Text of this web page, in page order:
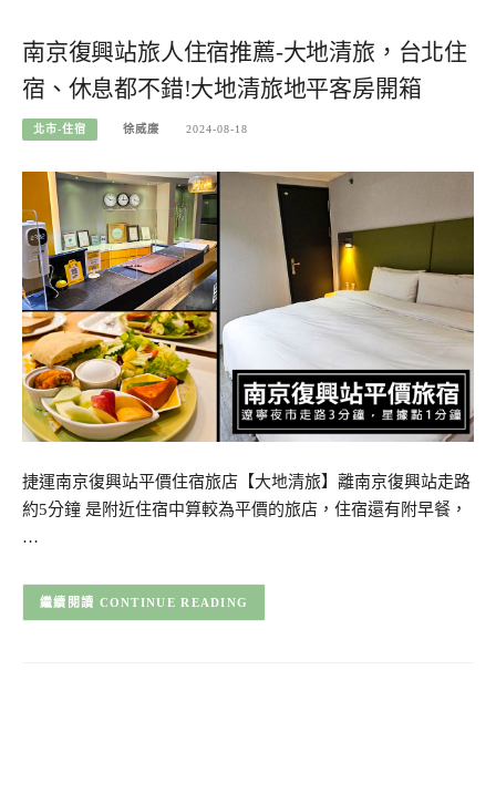
南京復興站旅人住宿推薦-大地清旅，台北住
宿、休息都不錯!大地清旅地平客房開箱
北市-住宿 徐威廉 2024-08-18
捷運南京復興站平價住宿旅店【大地清旅】離南京復興站走路
約5分鐘 是附近住宿中算較為平價的旅店，住宿還有附早餐，
…
CONTINUE READING